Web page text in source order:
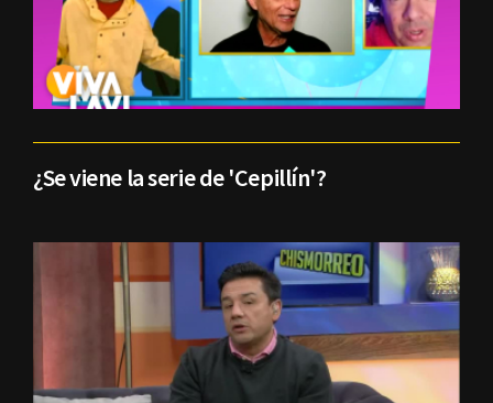
¿Se viene la serie de 'Cepillín'?